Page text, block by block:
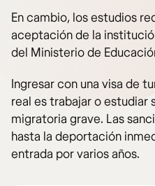
En cambio, los estudios
aceptación de la
del Ministerio de
Ingresar con una visa de
real es trabajar o estudiar
migratoria grave. Las
hasta la deportación
entrada por varios años.